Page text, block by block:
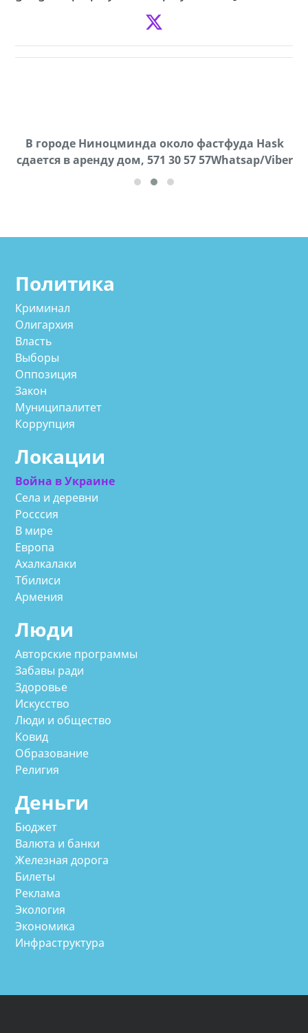
В городе Ниноцминда около фастфуда Hask
cдается в аренду дом, 571 30 57 57Whatsap/Viber
Продается машина марки Prado,571 30 57
57Whatsap/Viber
Политика
Криминал
Олигархия
Власть
Выборы
Оппозиция
Закон
Муниципалитет
Коррупция
Локации
Война в Украине
Села и деревни
Росссия
В мире
Европа
Ахалкалаки
Тбилиси
Армения
Люди
Авторские программы
Забавы ради
Здоровье
Искусство
Люди и общество
Ковид
Образование
Религия
Деньги
Бюджет
Валюта и банки
Железная дорога
Билеты
Реклама
Экология
Экономика
Инфраструктура